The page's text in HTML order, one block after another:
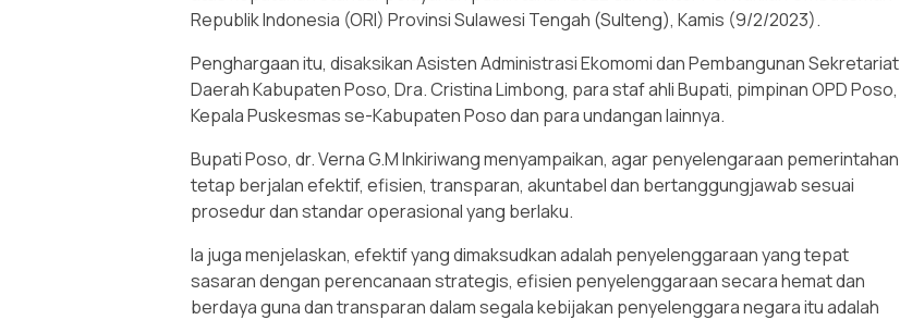
Republik Indonesia (ORI) Provinsi Sulawesi Tengah (Sulteng), Kamis (9/2/2023).
Penghargaan itu, disaksikan Asisten Administrasi Ekomomi dan Pembangunan Sekretariat
Daerah Kabupaten Poso, Dra. Cristina Limbong, para staf ahli Bupati, pimpinan OPD Poso,
Kepala Puskesmas se-Kabupaten Poso dan para undangan lainnya.
Bupati Poso, dr. Verna G.M Inkiriwang menyampaikan, agar penyelengaraan pemerintahan
tetap berjalan efektif, efisien, transparan, akuntabel dan bertanggungjawab sesuai
prosedur dan standar operasional yang berlaku.
Ia juga menjelaskan, efektif yang dimaksudkan adalah penyelenggaraan yang tepat
sasaran dengan perencanaan strategis, efisien penyelenggaraan secara hemat dan
berdaya guna dan transparan dalam segala kebijakan penyelenggara negara itu adalah